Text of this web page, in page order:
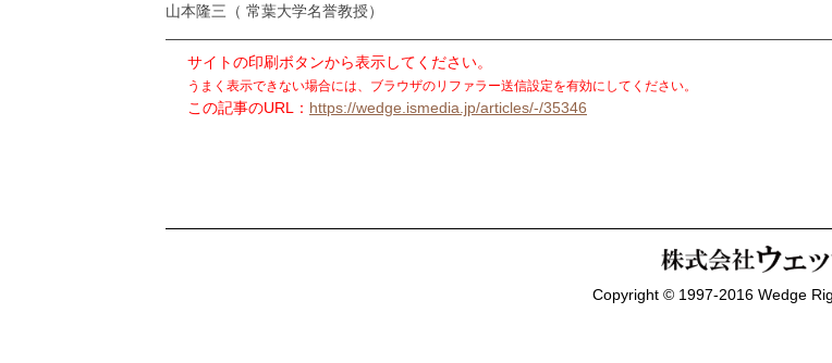
山本隆三 （ 常葉大学名誉教授）
サイトの印刷ボタンから表示してください。
うまく表示できない場合には、ブラウザのリファラー送信設定を有効にしてください。
この記事のURL： https://wedge.ismedia.jp/articles/-/35346
Copyright © 1997-2016 Wedge